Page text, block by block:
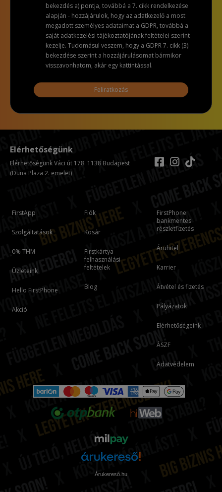
bekezdés a) pontja, továbbá a 7. cikk rendelkezése
alapján - hozzájárulok, hogy az adatkezelő a most
megadott személyes adataimat a GDPR, továbbá a
saját adatkezelési tájékoztatójának feltételei szerint
kezelje. Tudomásul veszem, hogy a GDPR 7. cikk (3)
bekezdése szerint a hozzájárulásomat bármikor
visszavonhatom, akár egy kattintással.
Feliratkozás
FirstApp
Szolgáltatások
0% THM
Üzleteink
Hello FirstPhone
Akció
Fiók
Kosár
Firstkártya
felhasználási
feltételek
Blog
FirstPhone
bankmentes
részletfizetés
Áruhitel
Karrier
Átvétel és fizetés
Pályázatok
Elérhetőségeink
ÁSZF
Adatvédelem
Elérhetőségünk
Elérhetőségünk Váci út 178. 1138 Budapest
(Duna Plaza 2. emelet)
Árukereső.hu